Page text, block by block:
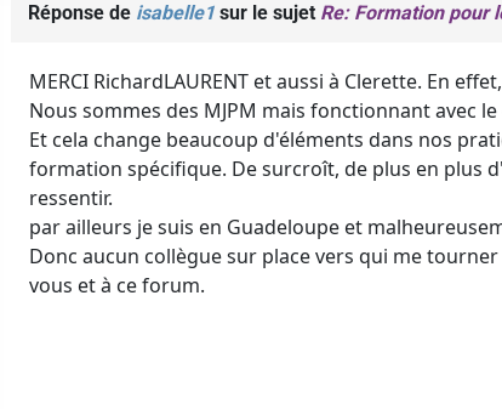
Réponse de isabelle1sur le sujet Re: Formation pour
MERCI RichardLAURENT et aussi à Clerette. En
Nous sommes des MJPM mais fonctionnant avec
Et cela change beaucoup d'éléments dans nos
formation spécifique. De surcroît, de plus en plus
ressentir.
par ailleurs je suis en Guadeloupe et
Donc aucun collègue sur place vers qui me
vous et à ce forum.